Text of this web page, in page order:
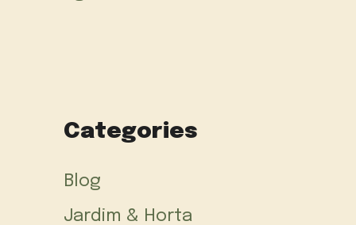
Categories
Blog
Jardim & Horta